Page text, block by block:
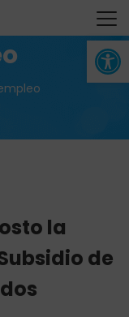
Abrir
la
de